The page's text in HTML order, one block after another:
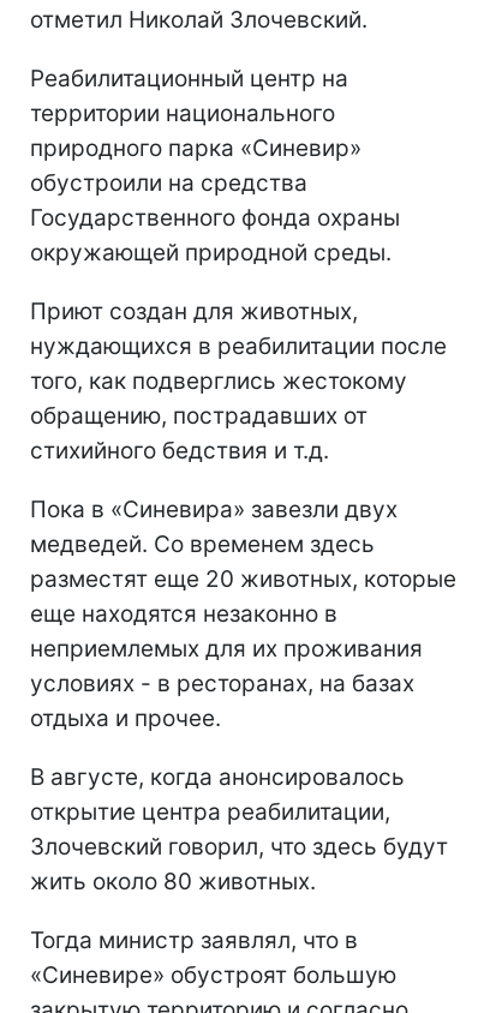
отметил Николай Злочевский.
Реабилитационный центр на
территории национального
природного парка «Синевир»
обустроили на средства
Государственного фонда охраны
окружающей природной среды.
Приют создан для животных,
нуждающихся в реабилитации после
того, как подверглись жестокому
обращению, пострадавших от
стихийного бедствия и т.д.
Пока в «Синевира» завезли двух
медведей. Со временем здесь
разместят еще 20 животных, которые
еще находятся незаконно в
неприемлемых для их проживания
условиях - в ресторанах, на базах
отдыха и прочее.
В августе, когда анонсировалось
открытие центра реабилитации,
Злочевский говорил, что здесь будут
жить около 80 животных.
Тогда министр заявлял, что в
«Синевире» обустроят большую